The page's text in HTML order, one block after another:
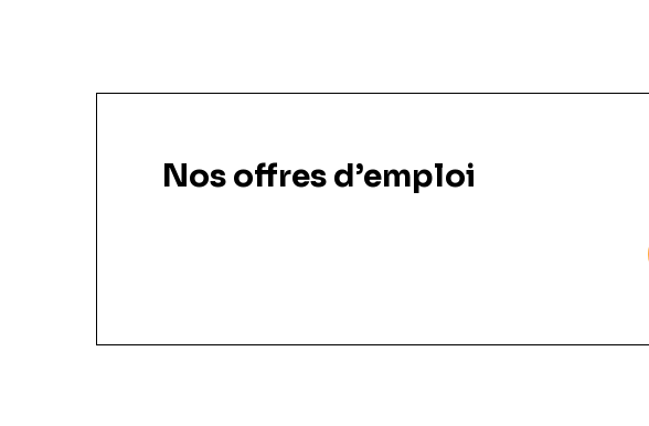
Nos offres d’emploi